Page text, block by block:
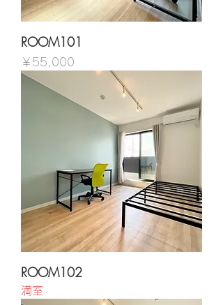
ROOM101
価格
￥55,000
ROOM102
満室